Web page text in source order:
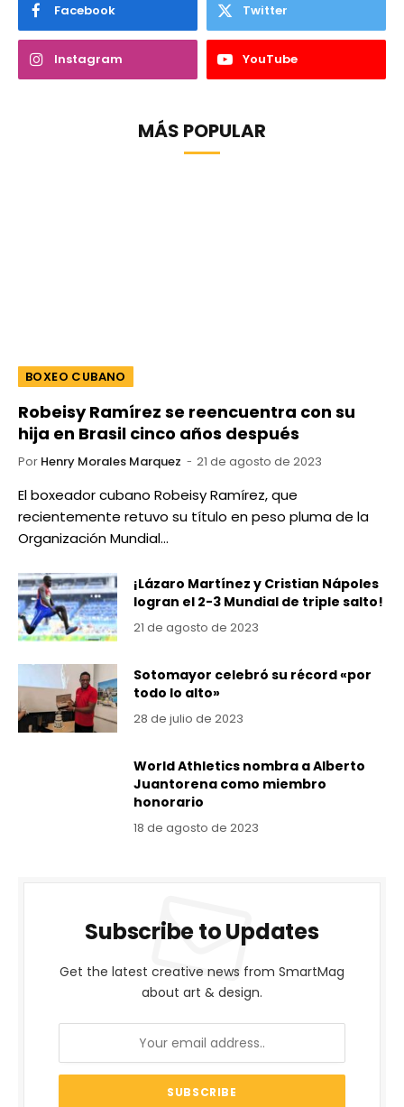
Facebook Twitter
Instagram YouTube
MÁS POPULAR
BOXEO CUBANO
Robeisy Ramírez se reencuentra con su
hija en Brasil cinco años después
Por Henry Morales Marquez 21 de agosto de 2023
El boxeador cubano Robeisy Ramírez, que
recientemente retuvo su título en peso pluma de la
Organización Mundial…
¡Lázaro Martínez y Cristian Nápoles
logran el 2-3 Mundial de triple salto!
21 de agosto de 2023
Sotomayor celebró su récord «por
todo lo alto»
28 de julio de 2023
World Athletics nombra a Alberto
Juantorena como miembro
honorario
18 de agosto de 2023
Subscribe to Updates
Get the latest creative news from SmartMag
about art & design.